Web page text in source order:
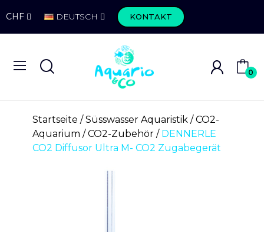
CHF DEUTSCH KONTAKT
0
Startseite Süsswasser Aquaristik
CO2-
Aquarium
CO2-Zubehör
DENNERLE
CO2 Diffusor Ultra M- CO2 Zugabegerät